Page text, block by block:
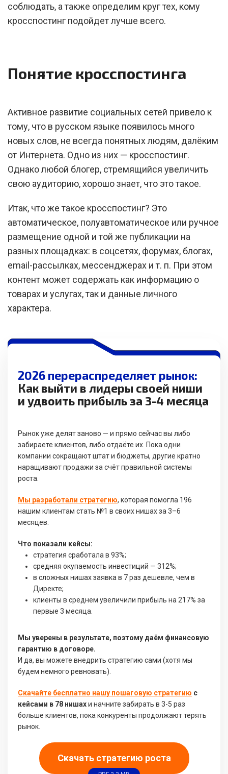
соблюдать, а также определим круг тех, кому
кросспостинг подойдет лучше всего.
Понятие кросспостинга
Активное развитие социальных сетей привело к
тому, что в русском языке появилось много
новых слов, не всегда понятных людям, далёким
от Интернета. Одно из них — кросспостинг.
Однако любой блогер, стремящийся увеличить
свою аудиторию, хорошо знает, что это такое.
Итак, что же такое кросспостинг? Это
автоматическое, полуавтоматическое или ручное
размещение одной и той же публикации на
разных площадках: в соцсетях, форумах, блогах,
email-рассылках, мессенджерах и т. п. При этом
контент может содержать как информацию о
товарах и услугах, так и данные личного
характера.
2026 перераспределяет рынок:
Как выйти в лидеры своей ниши
и удвоить прибыль за 3-4 месяца
Рынок уже делят заново — и прямо сейчас вы либо
забираете клиентов, либо отдаёте их. Пока одни
компании сокращают штат и бюджеты, другие кратно
наращивают продажи за счёт правильной системы
роста.
Мы разработали стратегию, которая помогла 196
нашим клиентам стать №1 в своих нишах за 3–6
месяцев.
Что показали кейсы:
стратегия сработала в 93%;
средняя окупаемость инвестиций — 312%;
в сложных нишах заявка в 7 раз дешевле, чем в
Директе;
клиенты в среднем увеличили прибыль на 217% за
первые 3 месяца.
Мы уверены в результате, поэтому даём финансовую
гарантию в договоре.
И да, вы можете внедрить стратегию сами (хотя мы
будем немного ревновать).
Скачайте бесплатно нашу пошаговую стратегию с
кейсами в 78 нишахи начните забирать в 3-5 раз
больше клиентов, пока конкуренты продолжают терять
рынок.
Скачать стратегию роста